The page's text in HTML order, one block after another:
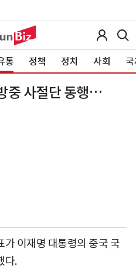
통 정책 정치 사회
중 사절단 동행…
이재명 대통령의 중국 국
다.